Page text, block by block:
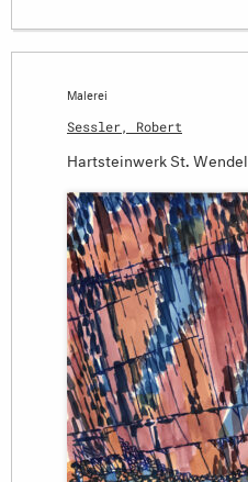
Malerei
Sessler, Robert
Hartsteinwerk St. Wendel